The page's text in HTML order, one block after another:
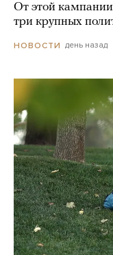
От этой
три крупных
НОВОСТИ день назад